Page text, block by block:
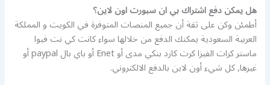
هل يمكن دفع اشتراك بي ان سبورت اون لاين؟
أطمئن وكن على ثقة أن جميع المنصات المتوفرة في الكويت و المملكة
العربية السعودية يمكنك الدفع من خلالها سواء كانت كي نت فيوا
ماستر كرات الفيزا كرت كارد بنكي مدى أو Enet أو باي بال paypal أو
غيرها, كل شيء أون لاين بالدفع الالكتروني.